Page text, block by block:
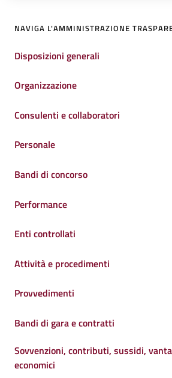
NAVIGA L'AMMINISTRAZIONE
Disposizioni generali
Organizzazione
Consulenti e collaboratori
Personale
Bandi di concorso
Performance
Enti controllati
Attività e procedimenti
Provvedimenti
Bandi di gara e contratti
Sovvenzioni, contributi, sussidi,
economici